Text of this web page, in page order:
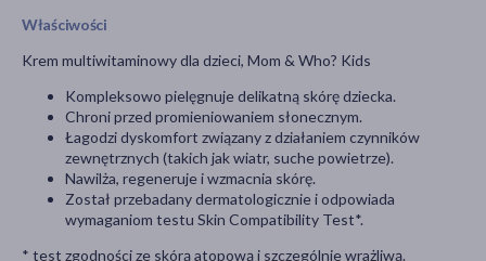
Właściwości
Krem multiwitaminowy dla dzieci, Mom & Who? Kids
Kompleksowo pielęgnuje delikatną skórę dziecka.
Chroni przed promieniowaniem słonecznym.
Łagodzi dyskomfort związany z działaniem czynników
zewnętrznych (takich jak wiatr, suche powietrze).
Nawilża, regeneruje i wzmacnia skórę.
Został przebadany dermatologicznie i odpowiada
wymaganiom testu Skin Compatibility Test*.
* test zgodności ze skórą atopową i szczególnie wrażliwą.